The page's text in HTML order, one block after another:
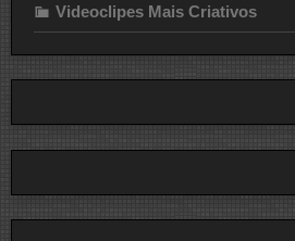
Videoclipes Mais Criativos